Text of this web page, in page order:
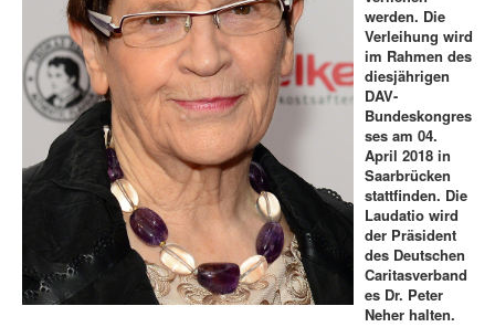
werden. Die
Verleihung wird
im Rahmen des
diesjährigen
DAV-
Bundeskongres
ses am 04.
April 2018 in
Saarbrücken
stattfinden. Die
Laudatio wird
der Präsident
des Deutschen
Caritasverband
es Dr. Peter
Neher halten.